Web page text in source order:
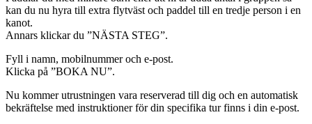
kan du nu hyra till extra flytväst och paddel till en tredje person i en
kanot.
Annars klickar du ”NÄSTA STEG”.
Fyll i namn, mobilnummer och e-post.
Klicka på ”BOKA NU”.
Nu kommer utrustningen vara reserverad till dig och en automatisk
bekräftelse med instruktioner för din specifika tur finns i din e-post.